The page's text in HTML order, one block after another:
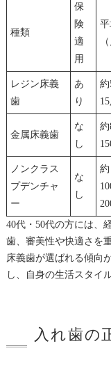
種類
保
険
適
用
平
レジン床義
歯
あ
り
約
金属床義歯
な
し
約
ノンクラス
プデンチャ
ー
な
し
約
40代・50代の方には、
歯、審美性や快適さを
床義歯が選ばれる傾向
し、自身の生活スタイ
入れ歯の